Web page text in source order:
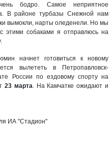
бодро. Самое неприятное
В районе турбазы Снежной нам
вымокли, нарты оледенели. Но мы
собаками я отправлюсь на
начнет готовиться к новому
вылететь в Петропавловск-
России по ездовому спорту на
23 марта. На Камчатке ожидают и
ИА "Стадион"